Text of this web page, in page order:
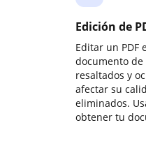
Edición de
Editar un PDF
documento de
resaltados y
afectar su
eliminados.
obtener tu